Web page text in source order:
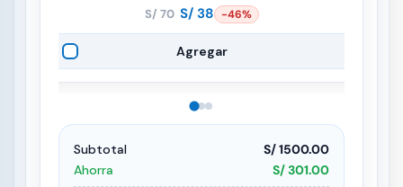
S/ 70
El
era:
S/ 38 El
es:
-46%
Agregar
Subtotal
S/ 1500.00
Ahorra
S/ 301.00